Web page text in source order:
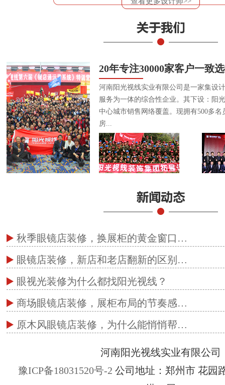
20年专注30000家客户一致
河南阳光视线实业有限公司是一家集设
服务为一体的综合性企业。其下设：阳
中心城市销售网络覆盖。现拥有500多
房...
秋季眼镜店装修，换展柜的黄金窗口…
眼镜店装修，新店和老店翻新的区别…
眼视光装修为什么都找阳光视线？
商场眼镜店装修，展柜布局的节奏感…
原木风眼镜店装修，为什么能悄悄帮…
河南阳光视线实业有限公司
豫ICP备18031520号-2 公司地址：郑州市 花园